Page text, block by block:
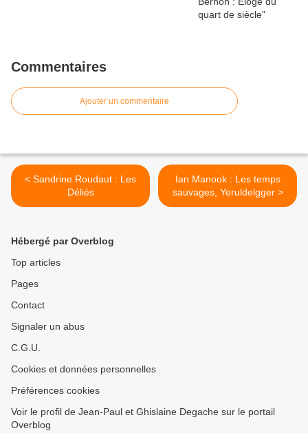
Commentaires
Ajouter un commentaire
< Sandrine Roudaut : Les
Déliés
Ian Manook : Les temps
sauvages, Yeruldelgger >
Hébergé par Overblog
Top articles
Pages
Contact
Signaler un abus
C.G.U.
Cookies et données personnelles
Préférences cookies
Voir le profil de Jean-Paul et Ghislaine Degache sur le portail
Overblog